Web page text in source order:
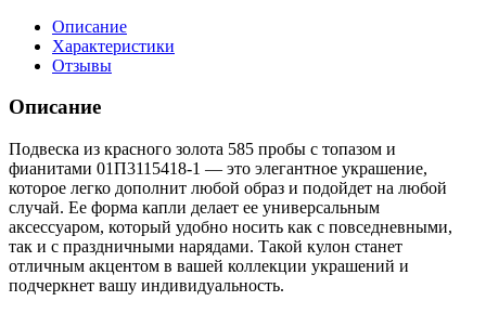
Описание
Характеристики
Отзывы
Описание
Подвеска из красного золота 585 пробы с топазом и
фианитами 01П3115418-1 — это элегантное украшение,
которое легко дополнит любой образ и подойдет на любой
случай. Ее форма капли делает ее универсальным
аксессуаром, который удобно носить как с повседневными,
так и с праздничными нарядами. Такой кулон станет
отличным акцентом в вашей коллекции украшений и
подчеркнет вашу индивидуальность.